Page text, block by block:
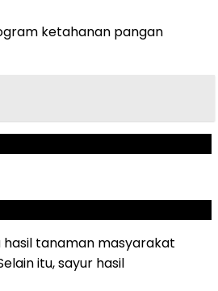
ketahanan pangan
hasil tanaman masyarakat
itu, sayur hasil